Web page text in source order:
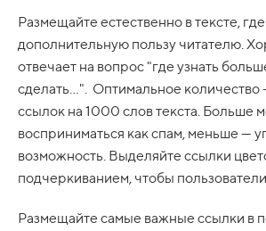
Размещайте естественно в тексте,
дополнительную пользу читателю.
отвечает на вопрос "где узнать
сделать...". Оптимальное
ссылок на 1000 слов текста. Больше
восприниматься как спам, меньше —
возможность. Выделяйте ссылки
подчеркиванием, чтобы
Размещайте самые важные ссылки в